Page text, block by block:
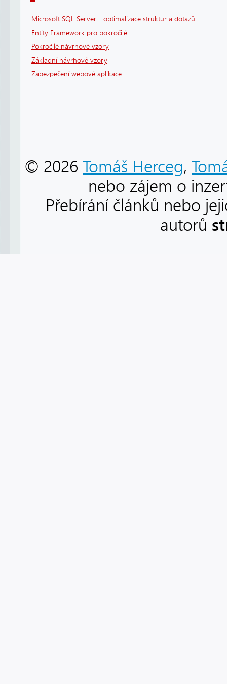
Microsoft SQL Server - optimalizace struktur a dotazů
Entity Framework pro pokročilé
Pokročilé návrhové vzory
Základní návrhové vzory
Zabezpečení webové aplikace
© 2026 Tomáš Herceg,
nebo zájem o
Přebírání článků nebo
autorů